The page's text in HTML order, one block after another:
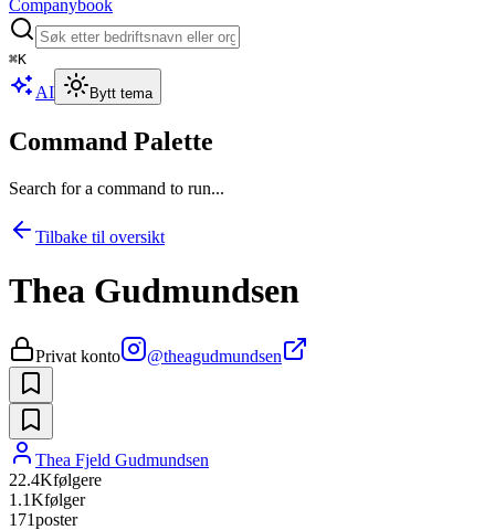
Companybook
⌘K
AI Bytt tema
Command Palette
Search for a command to run...
Tilbake til oversikt
Thea Gudmundsen
Privat konto @theagudmundsen
Thea Fjeld Gudmundsen
22.4Kfølgere
1.1Kfølger
171poster